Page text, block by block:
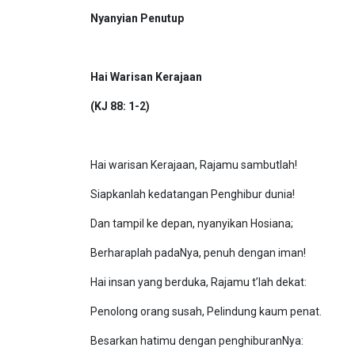
Nyanyian Penutup
Hai Warisan Kerajaan
(KJ 88: 1-2)
Hai warisan Kerajaan, Rajamu sambutlah!
Siapkanlah kedatangan Penghibur dunia!
Dan tampil ke depan, nyanyikan Hosiana;
Berharaplah padaNya, penuh dengan iman!
Hai insan yang berduka, Rajamu t’lah dekat:
Penolong orang susah, Pelindung kaum penat.
Besarkan hatimu dengan penghiburanNya: